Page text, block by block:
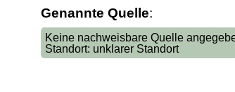
Genannte Quelle:
Keine nachweisbare Quelle
Standort: unklarer Standort